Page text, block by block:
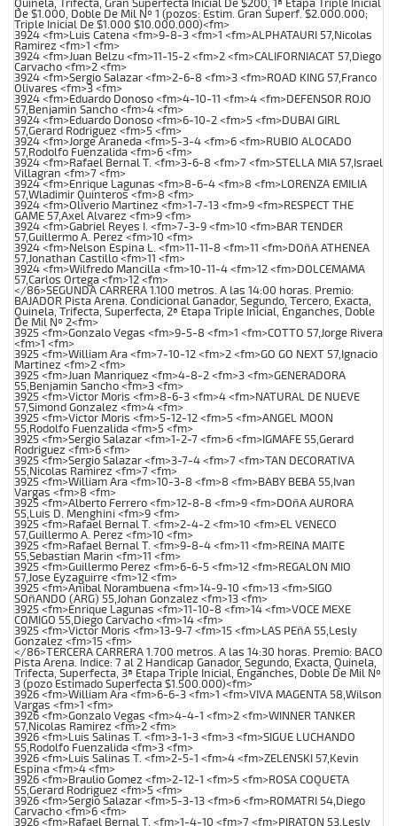
Quinela, Trifecta, Gran Superfecta Inicial De $200, 1ª Etapa Triple Inicial
De $1.000, Doble De Mil Nº 1 (pozos: Estim. Gran Superf. $2.000.000;
Triple Inicial De $1.000 $10.000.000)<fm>
3924 <fm>Luis Catena <fm>9-8-3 <fm>1 <fm>ALPHATAURI 57,Nicolas
Ramirez <fm>1 <fm>
3924 <fm>Juan Belzu <fm>11-15-2 <fm>2 <fm>CALIFORNIACAT 57,Diego
Carvacho <fm>2 <fm>
3924 <fm>Sergio Salazar <fm>2-6-8 <fm>3 <fm>ROAD KING 57,Franco
Olivares <fm>3 <fm>
3924 <fm>Eduardo Donoso <fm>4-10-11 <fm>4 <fm>DEFENSOR ROJO
57,Benjamin Sancho <fm>4 <fm>
3924 <fm>Eduardo Donoso <fm>6-10-2 <fm>5 <fm>DUBAI GIRL
57,Gerard Rodriguez <fm>5 <fm>
3924 <fm>Jorge Araneda <fm>5-3-4 <fm>6 <fm>RUBIO ALOCADO
57,Rodolfo Fuenzalida <fm>6 <fm>
3924 <fm>Rafael Bernal T. <fm>3-6-8 <fm>7 <fm>STELLA MIA 57,Israel
Villagran <fm>7 <fm>
3924 <fm>Enrique Lagunas <fm>8-6-4 <fm>8 <fm>LORENZA EMILIA
57,Wladimir Quinteros <fm>8 <fm>
3924 <fm>Oliverio Martinez <fm>1-7-13 <fm>9 <fm>RESPECT THE
GAME 57,Axel Alvarez <fm>9 <fm>
3924 <fm>Gabriel Reyes I. <fm>7-3-9 <fm>10 <fm>BAR TENDER
57,Guillermo A. Perez <fm>10 <fm>
3924 <fm>Nelson Espina L. <fm>11-11-8 <fm>11 <fm>DOñA ATHENEA
57,Jonathan Castillo <fm>11 <fm>
3924 <fm>Wilfredo Mancilla <fm>10-11-4 <fm>12 <fm>DOLCEMAMA
57,Carlos Ortega <fm>12 <fm>
</86>SEGUNDA CARRERA 1.100 metros. A las 14:00 horas. Premio:
BAJADOR Pista Arena. Condicional Ganador, Segundo, Tercero, Exacta,
Quinela, Trifecta, Superfecta, 2ª Etapa Triple Inicial, Enganches, Doble
De Mil Nº 2<fm>
3925 <fm>Gonzalo Vegas <fm>9-5-8 <fm>1 <fm>COTTO 57,Jorge Rivera
<fm>1 <fm>
3925 <fm>William Ara <fm>7-10-12 <fm>2 <fm>GO GO NEXT 57,Ignacio
Martinez <fm>2 <fm>
3925 <fm>Juan Manriquez <fm>4-8-2 <fm>3 <fm>GENERADORA
55,Benjamin Sancho <fm>3 <fm>
3925 <fm>Victor Moris <fm>8-6-3 <fm>4 <fm>NATURAL DE NUEVE
57,Simond Gonzalez <fm>4 <fm>
3925 <fm>Victor Moris <fm>5-12-12 <fm>5 <fm>ANGEL MOON
55,Rodolfo Fuenzalida <fm>5 <fm>
3925 <fm>Sergio Salazar <fm>1-2-7 <fm>6 <fm>IGMAFE 55,Gerard
Rodriguez <fm>6 <fm>
3925 <fm>Sergio Salazar <fm>3-7-4 <fm>7 <fm>TAN DECORATIVA
55,Nicolas Ramirez <fm>7 <fm>
3925 <fm>William Ara <fm>10-3-8 <fm>8 <fm>BABY BEBA 55,Ivan
Vargas <fm>8 <fm>
3925 <fm>Alberto Ferrero <fm>12-8-8 <fm>9 <fm>DOñA AURORA
55,Luis D. Menghini <fm>9 <fm>
3925 <fm>Rafael Bernal T. <fm>2-4-2 <fm>10 <fm>EL VENECO
57,Guillermo A. Perez <fm>10 <fm>
3925 <fm>Rafael Bernal T. <fm>9-8-4 <fm>11 <fm>REINA MAITE
55,Sebastian Marin <fm>11 <fm>
3925 <fm>Guillermo Perez <fm>6-6-5 <fm>12 <fm>REGALON MIO
57,Jose Eyzaguirre <fm>12 <fm>
3925 <fm>Anibal Norambuena <fm>14-9-10 <fm>13 <fm>SIGO
SOñANDO (ARG) 55,Johan Gonzalez <fm>13 <fm>
3925 <fm>Enrique Lagunas <fm>11-10-8 <fm>14 <fm>VOCE MEXE
COMIGO 55,Diego Carvacho <fm>14 <fm>
3925 <fm>Victor Moris <fm>13-9-7 <fm>15 <fm>LAS PEñA 55,Lesly
Gonzalez <fm>15 <fm>
</86>TERCERA CARRERA 1.700 metros. A las 14:30 horas. Premio: BACO
Pista Arena. Indice: 7 al 2 Handicap Ganador, Segundo, Exacta, Quinela,
Trifecta, Superfecta, 3ª Etapa Triple Inicial, Enganches, Doble De Mil Nº
3 (pozo Estimado Superfecta $1.500.000)<fm>
3926 <fm>William Ara <fm>6-6-3 <fm>1 <fm>VIVA MAGENTA 58,Wilson
Vargas <fm>1 <fm>
3926 <fm>Gonzalo Vegas <fm>4-4-1 <fm>2 <fm>WINNER TANKER
57,Nicolas Ramirez <fm>2 <fm>
3926 <fm>Luis Salinas T. <fm>3-1-3 <fm>3 <fm>SIGUE LUCHANDO
55,Rodolfo Fuenzalida <fm>3 <fm>
3926 <fm>Luis Salinas T. <fm>2-5-1 <fm>4 <fm>ZELENSKI 57,Kevin
Espina <fm>4 <fm>
3926 <fm>Braulio Gomez <fm>2-12-1 <fm>5 <fm>ROSA COQUETA
55,Gerard Rodriguez <fm>5 <fm>
3926 <fm>Sergio Salazar <fm>5-3-13 <fm>6 <fm>ROMATRI 54,Diego
Carvacho <fm>6 <fm>
3926 <fm>Rafael Bernal T. <fm>1-4-10 <fm>7 <fm>PIRATON 53,Lesly